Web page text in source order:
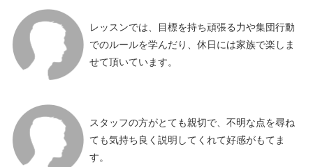
レッスンでは、目標を持ち頑張る力や集団行動
でのルールを学んだり、 休日には家族で楽しま
せて頂いています。
スタッフの方がとても親切で、 不明な点を尋ね
ても気持ち良く 説明してくれて好感がもてま
す。